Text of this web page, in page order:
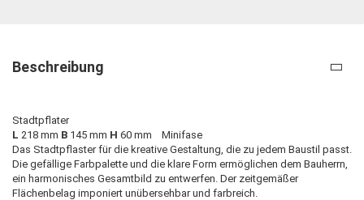
Beschreibung
Stadtpflater
L 218 mm B 145 mm H 60 mm Minifase
Das Stadtpflaster für die kreative Gestaltung, die zu jedem Baustil passt.
Die gefällige Farbpalette und die klare Form ermöglichen dem Bauherrn,
ein harmonisches Gesamtbild zu entwerfen. Der zeitgemäßer
Flächenbelag imponiert unübersehbar und farbreich.